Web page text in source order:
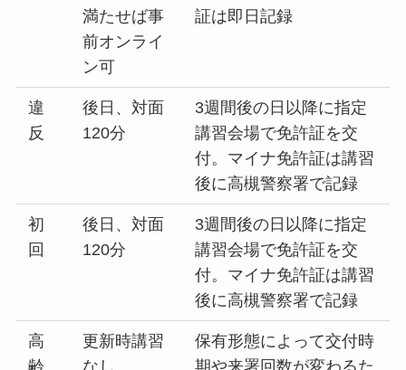
満たせば事
前オンライ
ン可
証は即日記録
違
反
後日、対面
120分
3週間後の日以降に指定
講習会場で免許証を交
付。マイナ免許証は講習
後に高槻警察署で記録
初
回
後日、対面
120分
3週間後の日以降に指定
講習会場で免許証を交
付。マイナ免許証は講習
後に高槻警察署で記録
高
齢
更新時講習
なし
保有形態によって交付時
期や来署回数が変わるた